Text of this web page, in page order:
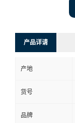
产品详请
产地
货号
品牌